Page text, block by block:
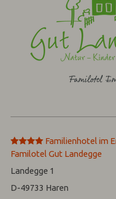
****
Familienhotel im
Familotel Gut Landegge
Landegge 1
D-49733 Haren